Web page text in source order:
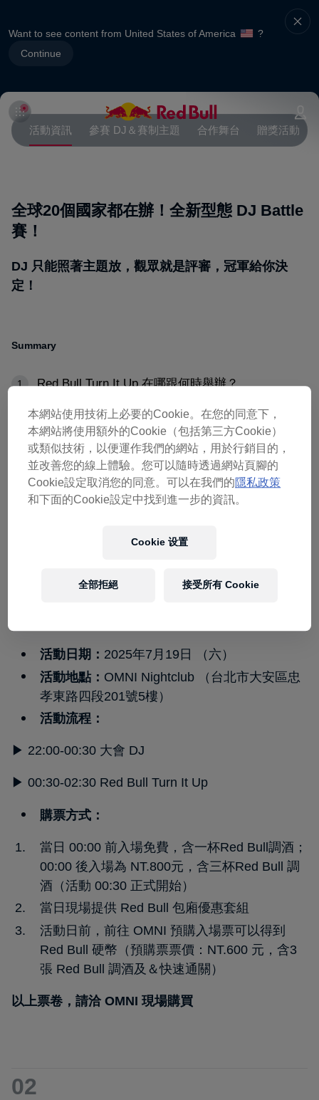
Want to see content from United States of America
?
Continue
活動資訊 參賽 DJ＆賽制主題 合作舞台 贈獎活動
全球20個國家都在辦！全新型態 DJ Battle
賽！
DJ 只能照著主題放，觀眾就是評審，冠軍給你決
定！
Summary
1 Red Bull Turn It Up 在哪跟何時舉辦？
Red Bull Turn It Up 到底是什麼？
參加 Red Bull Turn It Up 有什麼限制嗎？
Red Bull Turn It Up 在哪跟
活動日期： 2025年7月19日 （六）
活動地點： OMNI Nightclub （台北市大安區忠
孝東路四段201號5樓）
活動流程：
▶︎ 22:00-00:30 大會 DJ
▶︎ 00:30-02:30 Red Bull Turn It Up
購票方式：
當日 00:00 前入場免費，含一杯Red Bull調酒；
00:00 後入場為 NT.800元，含三杯Red Bull 調
酒（活動 00:30 正式開始）
當日現場提供 Red Bull 包廂優惠套組
活動日前，前往 OMNI 預購入場票可以得到
Red Bull 硬幣（預購票票價：NT.600 元，含3
張 Red Bull 調酒及＆快速通關）
以上票卷，請洽 OMNI 現場購買
02
本網站使用技術上必要的Cookie。在您的同意下，
本網站將使用額外的Cookie（包括第三方Cookie）
或類似技術，以便運作我們的網站，用於行銷目的，
並改善您的線上體驗。您可以隨時透過網站頁腳的
Cookie設定取消您的同意。可以在我們的隱私政策
和下面的Cookie設定中找到進一步的資訊。
Cookie 设置
全部拒絕 接受所有 Cookie